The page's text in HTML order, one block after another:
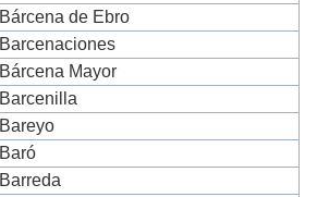
Bárcena de Ebro
Barcenaciones
Bárcena Mayor
Barcenilla
Bareyo
Baró
Barreda